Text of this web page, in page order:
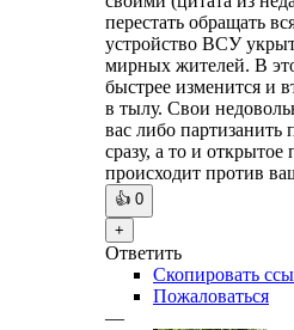
перестать обращать
устройство ВСУ
мирных жителей. В
быстрее изменится и
в тылу. Свои
вас либо
сразу, а то и
происходит против
👍 0
+
Ответить
Скопировать
Пожаловаться
—